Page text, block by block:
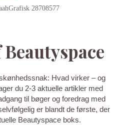
28708577
Hvad virker – og
du 2-3 aktuelle artikler med
til bøger og foredrag med
er blandt de første, der
Beautyspace boks.